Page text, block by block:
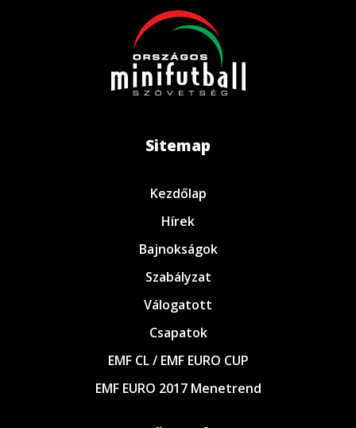
Sitemap
Kezdőlap
Hírek
Bajnokságok
Szabályzat
Válogatott
Csapatok
EMF CL / EMF EURO CUP
EMF EURO 2017 Menetrend